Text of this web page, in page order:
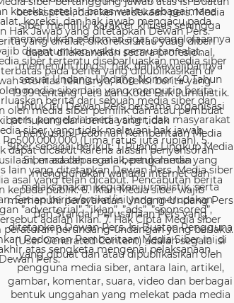
berekspresi, dan kemerdekaan pers. Media
siber memiliki karakter khusus sehingga
memerlukan pedoman agar pengelolaannya
dapat dilaksanakan secara profesional,
memenuhi fungsi, hak, dan kewajibannya
sesuai Undang-Undang Nomor 40 Tahun
1999 tentang Pers dan Kode Etik Jurnalistik.
Untuk itu Dewan Pers bersama organisasi
pers, pengelola media siber, dan masyarakat
menyusun Pedoman Pemberitaan Media
Siber sebagai berikut: 1. Ruang Lingkup Media
Siber adalah segala bentuk media yang
menggunakan wahana internet dan
melaksanakan kegiatan jurnalistik, serta
memenuhi persyaratan Undang-Undang Pers
dan Standar Perusahaan Pers yang
ditetapkan Dewan Pers. Isi Buatan Pengguna
(User Generated Content) adalah segala isi
yang dibuat dan atau dipublikasikan oleh
pengguna media siber, antara lain, artikel,
gambar, komentar, suara, video dan berbagai
bentuk unggahan yang melekat pada media